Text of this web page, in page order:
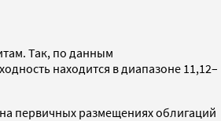
Так, по данным
находится в диапазоне 11,12–
первичных размещениях облигаций